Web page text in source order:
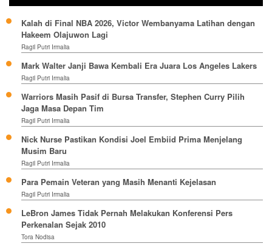
Kalah di Final NBA 2026, Victor Wembanyama Latihan dengan
Hakeem Olajuwon Lagi
Ragil Putri Irmalia
Mark Walter Janji Bawa Kembali Era Juara Los Angeles Lakers
Ragil Putri Irmalia
Warriors Masih Pasif di Bursa Transfer, Stephen Curry Pilih
Jaga Masa Depan Tim
Ragil Putri Irmalia
Nick Nurse Pastikan Kondisi Joel Embiid Prima Menjelang
Musim Baru
Ragil Putri Irmalia
Para Pemain Veteran yang Masih Menanti Kejelasan
Ragil Putri Irmalia
LeBron James Tidak Pernah Melakukan Konferensi Pers
Perkenalan Sejak 2010
Tora Nodisa